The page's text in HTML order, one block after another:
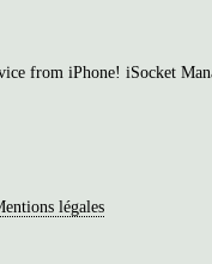
from iPhone! iSocket
légales